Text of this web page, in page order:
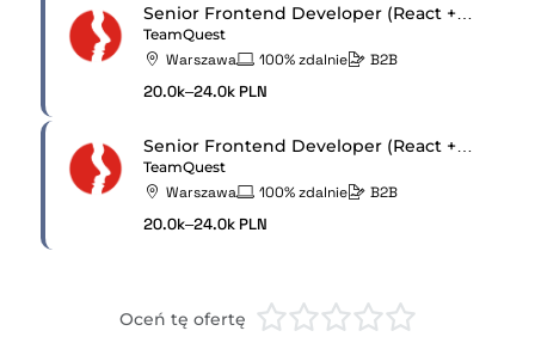
Senior Frontend Developer (React + React Native)
TeamQuest
Warszawa 100% zdalnie B2B
20.0k–24.0k PLN
Senior Frontend Developer (React + React Native)
TeamQuest
Warszawa 100% zdalnie B2B
20.0k–24.0k PLN
Oceń tę ofertę